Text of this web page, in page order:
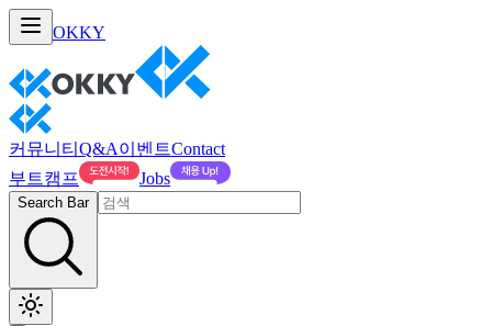
OKKY
커뮤니티 Q&A이벤트Contact
부트캠프
Jobs
Search Bar